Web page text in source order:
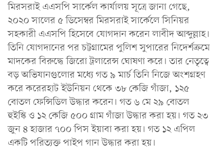
মিরসরাই এএসপি সার্কেল কার্যালয় সূত্রে জানা গেছে,
২০২০ সালের ৫ ডিসেম্বর মিরসরাই সার্কেলে সিনিয়র
সহকারী এএসপি হিসেবে যোগদান করেন লাবীদ আব্দুল্লাহ।
তিনি যোগদানের পর চট্টগ্রামের পুলিশ সুপারের নিদের্শক্রমে
মাদকের বিরুদ্ধে জিরো ট্রলারেন্স ঘোষণা করে। তার নেতৃত্বে
বড় অভিযানগুলোর মধ্যে গত ৯ মার্চ তিনি নিজে অংশগ্রহণ
করে করেরহাট ইউনিয়ন থেকে ৩৮ কেজি গাঁজা, ১২৫
বোতল ফেন্সিডিল উদ্ধার করেন। গত ৬ মে ২৯ বোতল
হুইস্কি ও ১২ কেজি ৫০০ গ্রাম গাঁজা উদ্ধার করা হয়। গত ২৩
জুন ৪ হাজার ৭০০ পিস ইয়াবা করা হয়। গত ১২ এপিল
একটি পরিত্যক্ত পাইপ গান উদ্ধার করা হয়।